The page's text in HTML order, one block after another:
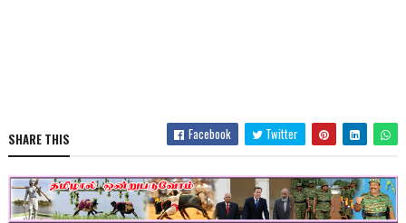
SHARE THIS Facebook Twitter